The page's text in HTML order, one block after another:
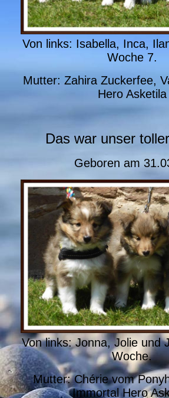
Von links: Isabella, Inca,
Woche 7.
Mutter: Zahira Zuckerfee,
Hero Asketila
Das war unser
Geboren am
Von links: Jonna, Jolie und
Woche.
Mutter: Chérie vom
Immortal Hero